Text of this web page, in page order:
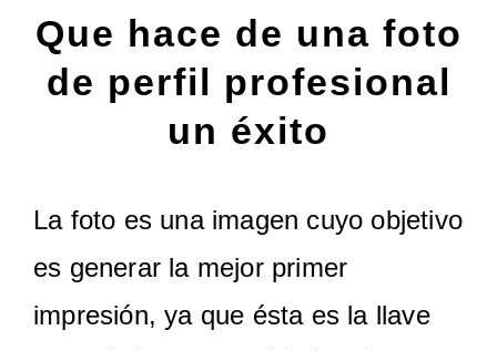
Que hace de una foto
de perfil profesional
un éxito
La foto es una imagen cuyo objetivo
es generar la mejor primer
impresión, ya que ésta es la llave